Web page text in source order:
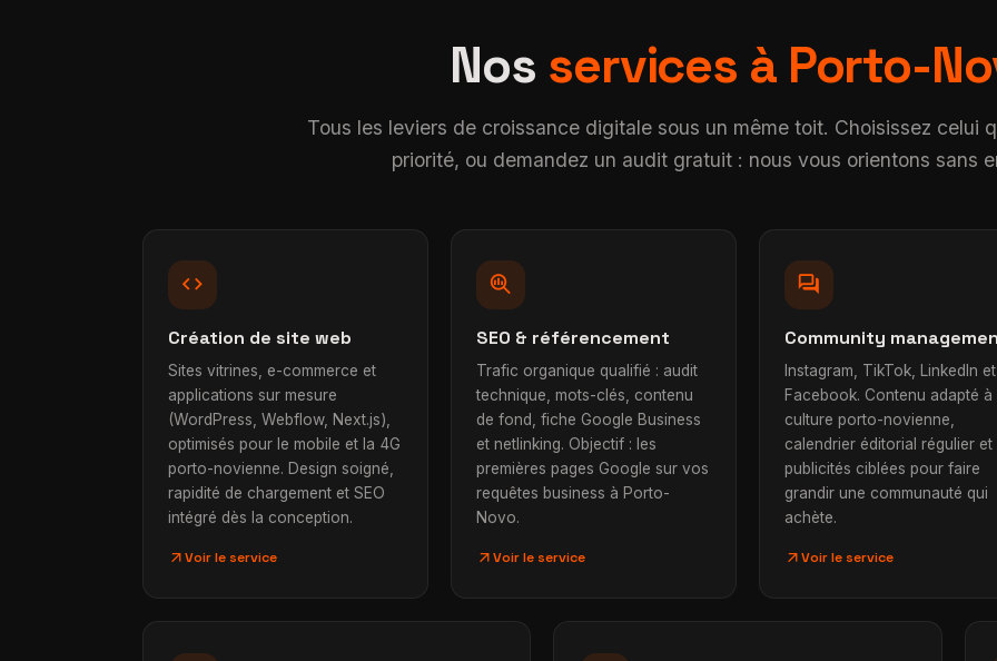
Nos services à Porto-
Tous les leviers de croissance digitale sous un même toit. Choisissez celui
priorité, ou demandez un audit gratuit : nous vous orientons sans
code
Création de site web
Sites vitrines, e-commerce et
applications sur mesure
(WordPress, Webflow, Next.js),
optimisés pour le mobile et la 4G
porto-novienne. Design soigné,
rapidité de chargement et SEO
intégré dès la conception.
arrow_outwardVoir le service
search_insights
SEO & référencement
Trafic organique qualifié : audit
technique, mots-clés, contenu
de fond, fiche Google Business
et netlinking. Objectif : les
premières pages Google sur vos
requêtes business à Porto-
Novo.
arrow_outwardVoir le service
forum
Community
Instagram, TikTok, LinkedIn et
Facebook. Contenu adapté à
culture porto-novienne,
calendrier éditorial régulier et
publicités ciblées pour faire
grandir une communauté qui
achète.
arrow_outwardVoir le service